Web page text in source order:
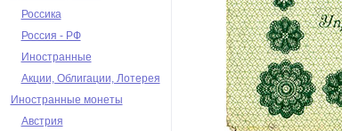
Россика
Россия - РФ
Иностранные
Акции, Облигации, Лотерея
Иностранные монеты
Австрия